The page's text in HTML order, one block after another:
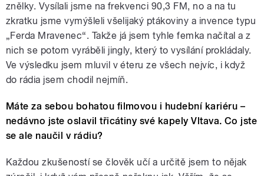
znělky. Vysílali jsme na frekvenci 90,3 FM, no a na tu
zkratku jsme vymýšleli všelijaký ptákoviny a invence typu
„Ferda Mravenec“. Takže já jsem tyhle femka načítal a z
nich se potom vyráběli jingly, který to vysílání prokládaly.
Ve výsledku jsem mluvil v éteru ze všech nejvíc, i když
do rádia jsem chodil nejmíň.
Máte za sebou bohatou filmovou i hudební kariéru –
nedávno jste oslavil třicátiny své kapely Vltava. Co jste
se ale naučil v rádiu?
Každou zkušeností se člověk učí a určitě jsem to nějak